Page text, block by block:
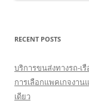
RECENT POSTS
บริการขนส่งทางรถ-เ
การเลือกแพคเกจงา
เดียว